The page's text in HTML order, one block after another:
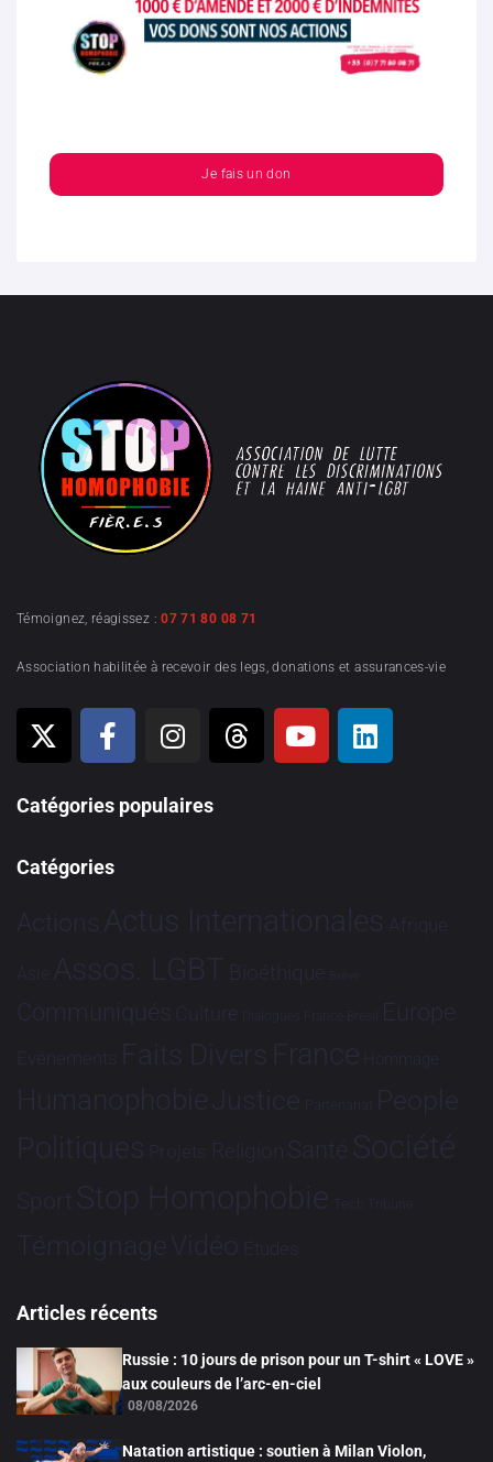
Je fais un don
Témoignez, réagissez :07 71 80 08 71
Association habilitée à recevoir des legs, donations et assurances-vie
Catégories populaires
Catégories
Actions Actus Internationales Afrique
Asie Assos. LGBT Bioéthique Brève
Communiqués Culture Dialogues France-Brésil Europe
Evénements Faits Divers France Hommage
HumanophobieJustice Partenariat People
Politiques Projets Religion Santé Société
Sport Stop Homophobie Tech Tribune
TémoignageVidéo Études
Articles récents
Russie : 10 jours de prison pour un T-shirt « LOVE »
aux couleurs de l’arc-en-ciel
08/08/2026
Natation artistique : soutien à Milan Violon,